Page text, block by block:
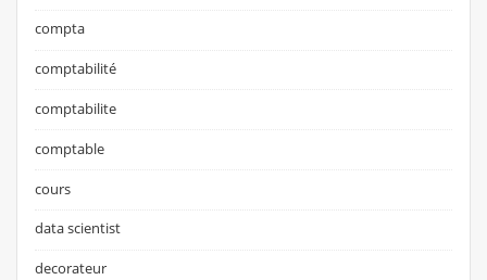
compta
comptabilité
comptabilite
comptable
cours
data scientist
decorateur